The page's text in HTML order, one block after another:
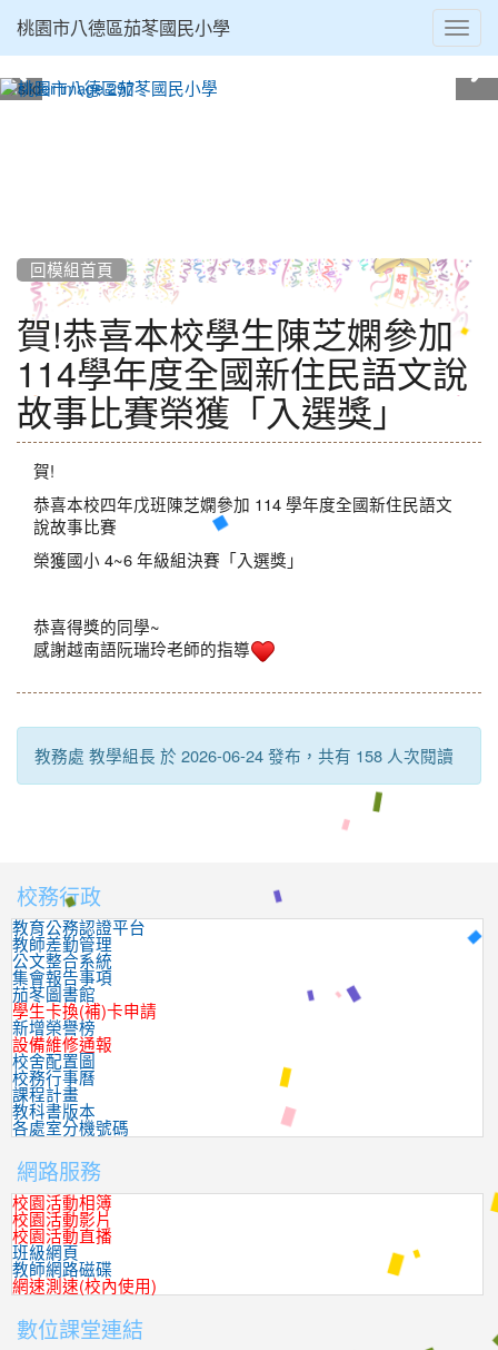
桃園市八德區茄苳國民小學
回模組首頁
賀!恭喜本校學生陳芝嫻參加
114學年度全國新住民語文說
故事比賽榮獲「入選獎」
賀!
恭喜本校四年戊班陳芝嫻參加 114 學年度全國新住民語文
說故事比賽
榮獲國小 4~6 年級組決賽「入選獎」
恭喜得獎的同學~
感謝越南語阮瑞玲老師的指導
教務處 教學組長 於 2026-06-24 發布，共有 158 人次閱讀
:::
校務行政
教育公務認證平台
教師差勤管理
公文整合系統
集會報告事項
茄苳圖書館
學生卡換(補)卡申請
新增榮譽榜
設備維修通報
校舍配置圖
校務行事曆
課程計畫
教科書版本
各處室分機號碼
網路服務
校園活動相簿
校園活動影片
校園活動直播
班級網頁
教師網路磁碟
網速測速(校內使用)
數位課堂連結